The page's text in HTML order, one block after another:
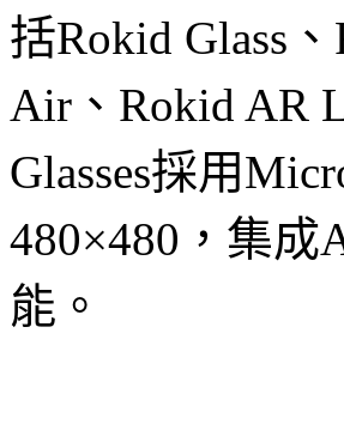
括Rokid Glass
Air、Rokid AR
Glasses採用
480×480，集
能。